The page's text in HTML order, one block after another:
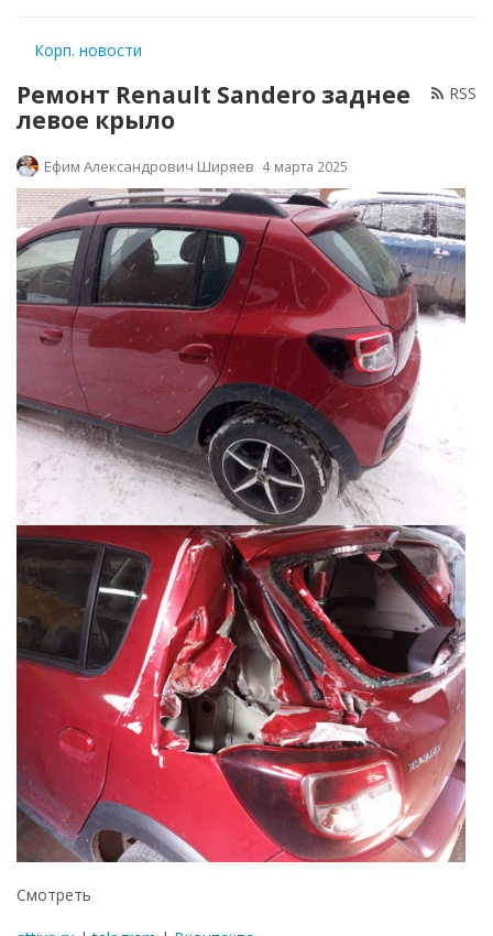
Корп. новости
RSS
Ремонт Renault Sandero заднее
левое крыло
Ефим Александрович Ширяев 4 марта 2025
Смотреть